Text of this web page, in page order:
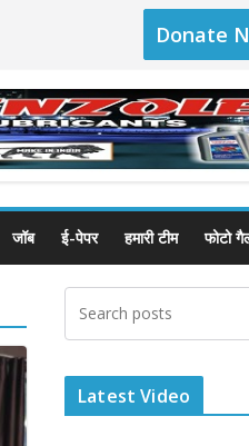
Donate
जॉब ई-पेपर हमारी टीम फोटो
Latest Video